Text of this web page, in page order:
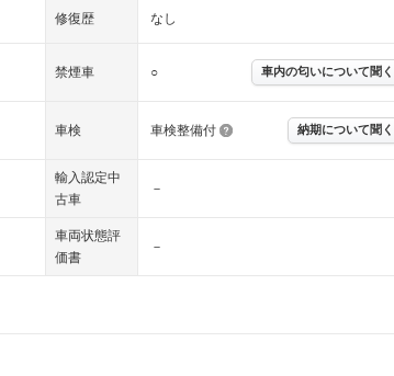
修復歴 なし
禁煙車 ○ 車内の匂いについて聞く
車検 車検整備付 納期について聞く
輸入認定中
古車
－
車両状態評
価書
－